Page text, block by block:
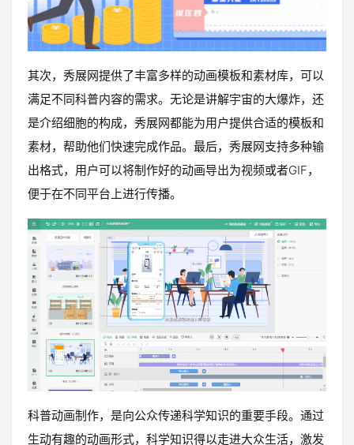
其次，秀展网提供了丰富多样的动画模板和素材库，可以
满足不同科普内容的需求。无论是讲解宇宙的大爆炸，还
是介绍细胞的构成，秀展网都能为用户提供合适的模板和
素材，帮助他们快速完成作品。最后，秀展网支持多种输
出格式，用户可以将制作好的动画导出为视频或者GIF，
便于在不同平台上进行传播。
科普动画制作，是向公众传递科学知识的重要手段。通过
生动有趣的动画形式，科学知识得以走进大众生活，激发